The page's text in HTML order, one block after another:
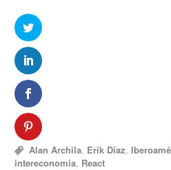
Alan Archila, Erik Díaz,
intereconomia, React